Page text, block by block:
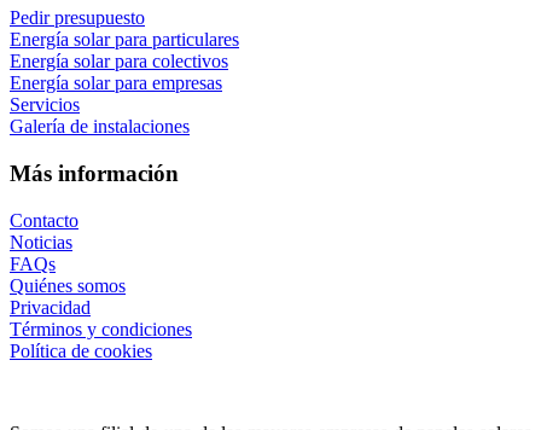
Pedir presupuesto
Energía solar para particulares
Energía solar para colectivos
Energía solar para empresas
Servicios
Galería de instalaciones
Más información
Contacto
Noticias
FAQs
Quiénes somos
Privacidad
Términos y condiciones
Política de cookies